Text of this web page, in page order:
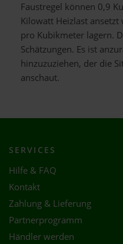
Faustregel können 0,9
Kilowatt Heizlast
pro Kubikmeter lagern.
Schätzungen. Es ist
hinzuzuziehen, der die
anschaut.
SERVICES
Hilfe & FAQ
Kontakt
Zahlung & Lieferung
Partnerprogramm
Händler werden